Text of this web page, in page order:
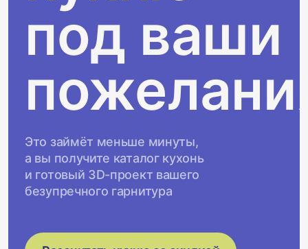
под ваши
Это займёт меньше минуты,
а вы получите каталог кухонь
и готовый 3D-проект вашего
безупречного гарнитура